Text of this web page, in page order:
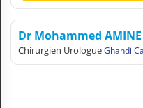
Dr Mohammed AMINE
Chirurgien UrologueGhandi